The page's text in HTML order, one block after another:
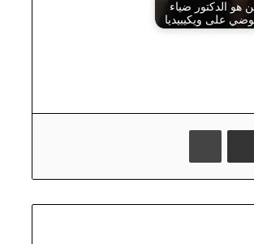
هو الدكتور ضياء
على ويكيبيديا
مشاركة عبر البريد